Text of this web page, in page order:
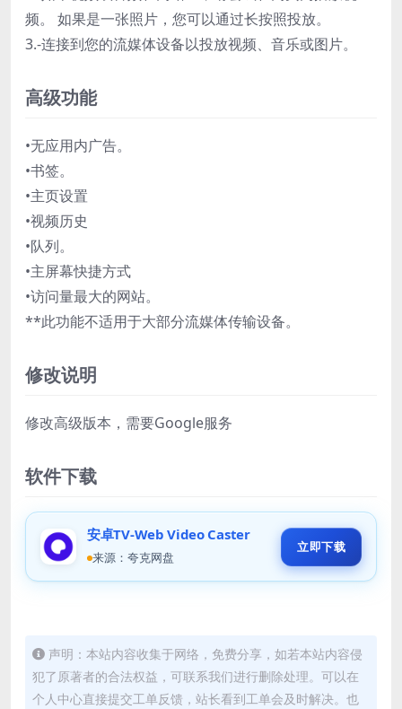
频。 如果是一张照片，您可以通过长按照投放。
3.-连接到您的流媒体设备以投放视频、音乐或图片。
高级功能
•无应用内广告。
•书签。
•主页设置
•视频历史
•队列。
•主屏幕快捷方式
•访问量最大的网站。
**此功能不适用于大部分流媒体传输设备。
修改说明
修改高级版本，需要Google服务
软件下载
安卓TV-Web Video Caster
来源：夸克网盘
立即下载
声明：本站内容收集于网络，免费分享，如若本站内容侵
犯了原著者的合法权益，可联系我们进行删除处理。可以在
个人中心直接提交工单反馈，站长看到工单会及时解决。也